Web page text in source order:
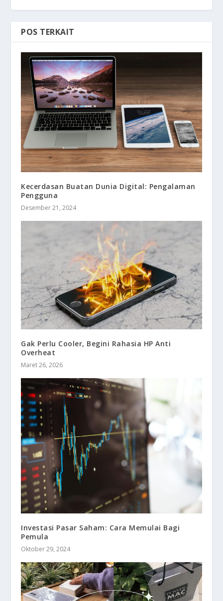
POS TERKAIT
Kecerdasan Buatan Dunia Digital: Pengalaman
Pengguna
Desember 21, 2024
Gak Perlu Cooler, Begini Rahasia HP Anti
Overheat
Maret 26, 2026
Investasi Pasar Saham: Cara Memulai Bagi
Pemula
Oktober 29, 2024